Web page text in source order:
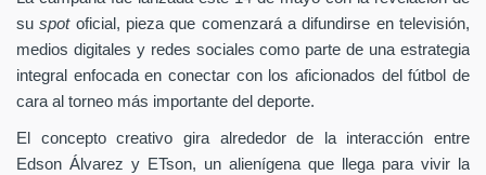
suspot oficial, pieza que comenzará a difundirse en televisión,
medios digitales y redes sociales como parte de una estrategia
integral enfocada en conectar con los aficionados del fútbol de
cara al torneo más importante del deporte.
El concepto creativo gira alrededor de la interacción entre
Edson Álvarez y ETson, un alienígena que llega para vivir la